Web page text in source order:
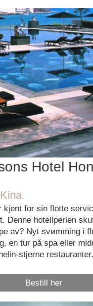
can't load Google
Do you own
Hotel
kjent for sin flotte
Denne hotellperlen
av? Nyt svømming i
en tur på spa eller
stjerne
Bestill her